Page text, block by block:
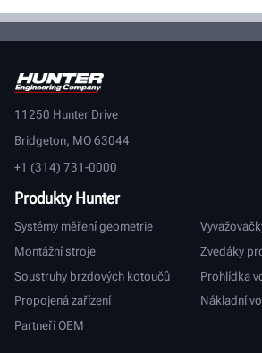
11250 Hunter Drive
Bridgeton, MO 63044
+1 (314) 731-0000
Produkty Hunter
Systémy měření geometrie
Montážní stroje
Zvedáky
Soustruhy brzdových kotoučů
Prohlídka
Propojená zařízení
Nákladní
Partneři OEM